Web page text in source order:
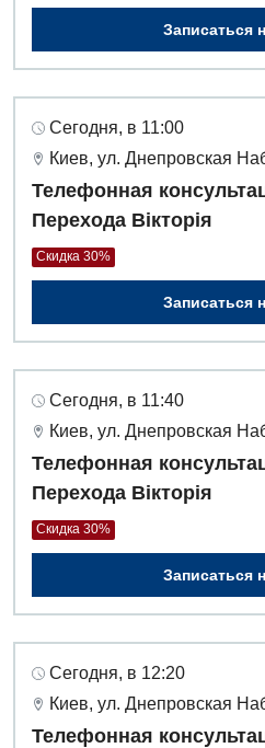
Записаться
Сегодня, в 11:00
Киев, ул. Днепровская
Телефонная
Перехода Вікторія
Скидка 30%
Записаться
Сегодня, в 11:40
Киев, ул. Днепровская
Телефонная
Перехода Вікторія
Скидка 30%
Записаться
Сегодня, в 12:20
Киев, ул. Днепровская
Телефонная